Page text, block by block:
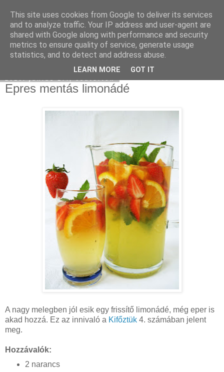
Moha Konyha
Epres mentás limonádé
A nagy melegben jól esik egy frissítő limonádé, még eper is
akad hozzá. Ez az innivaló a Kifőztük 4. számában jelent
meg.
Hozzávalók:
2 narancs
This site uses cookies from Google to deliver its services
and to analyze traffic. Your IP address and user-agent are
shared with Google along with performance and security
metrics to ensure quality of service, generate usage
statistics, and to detect and address abuse.
LEARN MORE GOT IT